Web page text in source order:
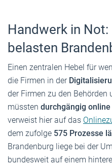
Handwerk in
belasten
Einen zentralen Hebel für
die Firmen in der
der Firmen zu den Behörden
müssten durchgängig
verweist hier auf das
dem zufolge 575 Prozesse
Brandenburg liege bei der
bundesweit auf einem